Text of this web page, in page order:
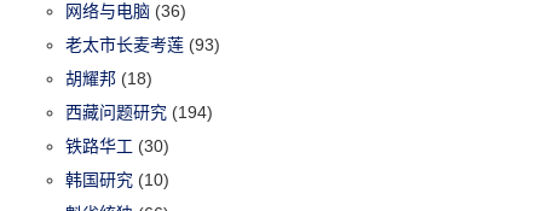
网络与电脑 (36)
老太市长麦考莲 (93)
胡耀邦 (18)
西藏问题研究 (194)
铁路华工 (30)
韩国研究 (10)